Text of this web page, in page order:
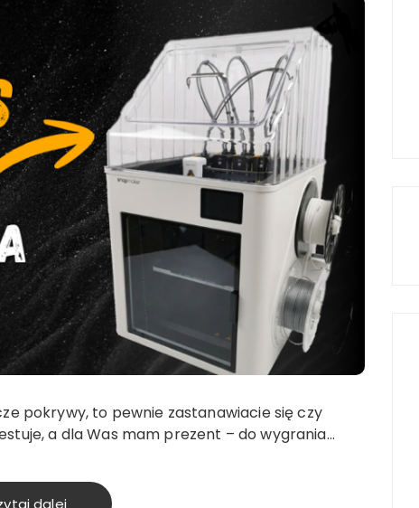
pokrywy, to pewnie zastanawiacie się czy
a dla Was mam prezent – do wygrania…
dalej